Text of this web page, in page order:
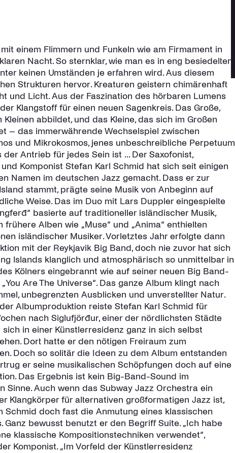
einem Flimmern und Funkeln wie am Firmament in
Nacht. So sternklar, wie man es in eng besiedelten
keinen Umständen je erfahren wird. Aus diesem
Strukturen hervor. Kreaturen geistern chimärenhaft
und Licht. Aus der Faszination des hörbaren Lumens
Klangstoff für einen neuen Sagenkreis. Das Große,
Kleinen abbildet, und das Kleine, das sich im Großen
– das immerwährende Wechselspiel zwischen
und Mikrokosmos, jenes unbeschreibliche Perpetuum
der Antrieb für jedes Sein ist ... Der Saxofonist,
Komponist Stefan Karl Schmid hat sich seit einigen
Namen im deutschen Jazz gemacht. Dass er zur
stammt, prägte seine Musik von Anbeginn auf
Weise. Das im Duo mit Lars Duppler eingespielte
basierte auf traditioneller isländischer Musik,
frühere Alben wie „Muse“ und „Anima“ enthielten
isländischer Musiker. Vorletztes Jahr erfolgte dann
mit der Reykjavik Big Band, doch nie zuvor hat sich
Islands klanglich und atmosphärisch so unmittelbar in
Kölners eingebrannt wie auf seiner neuen Big Band-
Are The Universe“. Das ganze Album klingt nach
unbegrenzten Ausblicken und unverstellter Natur.
Albumproduktion reiste Stefan Karl Schmid für
nach Siglufjörður, einer der nördlichsten Städte
sich in einer Künstlerresidenz ganz in sich selbst
Dort hatte er den nötigen Freiraum zum
Doch so solitär die Ideen zu dem Album entstanden
er seine musikalischen Schöpfungen doch auf eine
Das Ergebnis ist kein Big-Band-Sound im
Sinne. Auch wenn das Subway Jazz Orchestra ein
Klangkörper für alternativen großformatigen Jazz ist,
Schmid doch fast die Anmutung eines klassischen
Ganz bewusst benutzt er den Begriff Suite. „Ich habe
klassische Kompositionstechniken verwendet“,
Komponist. „Im Vorfeld der Künstlerresidenz